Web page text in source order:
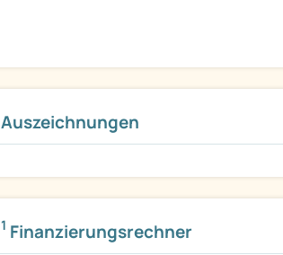
Auszeichnungen
1 Finanzierungsrechner